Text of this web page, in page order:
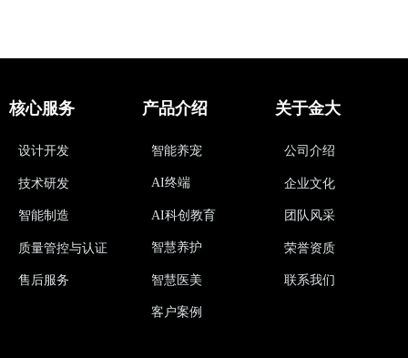
核心服务
设计开发
技术研发
智能制造
质量管控与认证
售后服务
产品介绍
智能养宠
AI终端
AI科创教育
智慧养护
智慧医美
客户案例
关于金大
公司介绍
企业文化
团队风采
荣誉资质
联系我们